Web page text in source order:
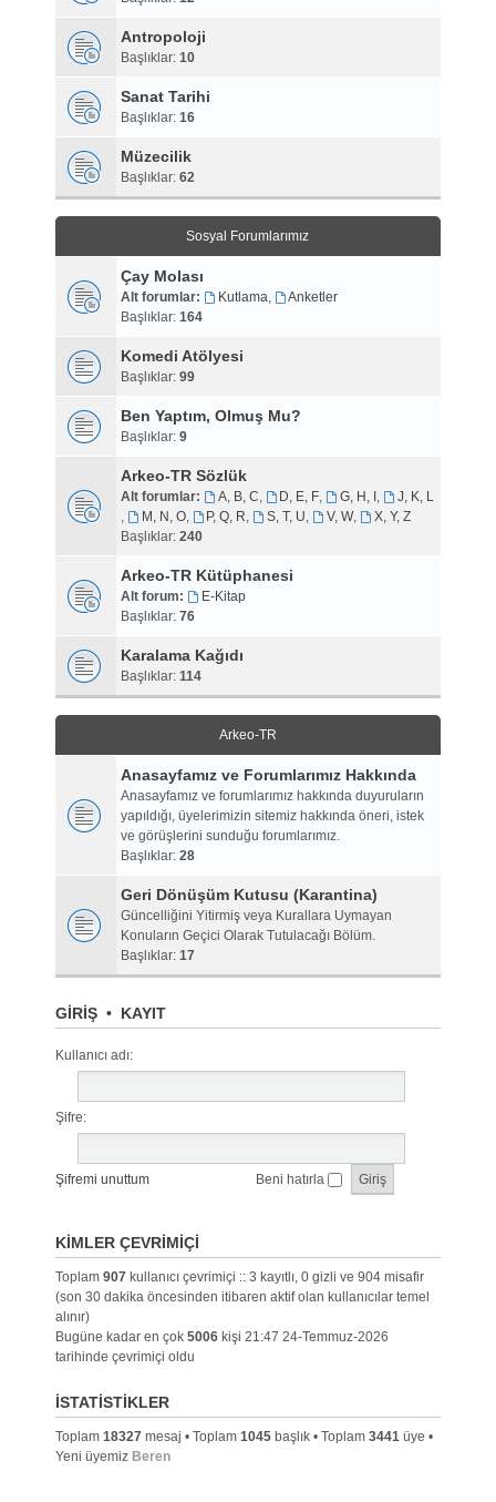
Antropoloji
Başlıklar: 10
Sanat Tarihi
Başlıklar: 16
Müzecilik
Başlıklar: 62
Sosyal Forumlarımız
Çay Molası
Alt forumlar: Kutlama,
Anketler
Başlıklar: 164
Komedi Atölyesi
Başlıklar: 99
Ben Yaptım, Olmuş Mu?
Başlıklar: 9
Arkeo-TR Sözlük
Alt forumlar: A, B, C, D, E, F, G, H, I ,
J, K, L
,
M, N, O, P, Q, R, S, T, U, V, W,
X, Y, Z
Başlıklar: 240
Arkeo-TR Kütüphanesi
Alt forum:
E-Kitap
Başlıklar: 76
Karalama Kağıdı
Başlıklar: 114
Arkeo-TR
Anasayfamız ve Forumlarımız Hakkında
Anasayfamız ve forumlarımız hakkında duyuruların
yapıldığı, üyelerimizin sitemiz hakkında öneri, istek
ve görüşlerini sunduğu forumlarımız.
Başlıklar: 28
Geri Dönüşüm Kutusu (Karantina)
Güncelliğini Yitirmiş veya Kurallara Uymayan
Konuların Geçici Olarak Tutulacağı Bölüm.
Başlıklar: 17
GIRIŞ• KAYIT
Kullanıcı adı:
Şifre:
Şifremi unuttum Beni hatırla
KIMLER ÇEVRIMIÇI
Toplam 907kullanıcı çevrimiçi :: 3 kayıtlı, 0 gizli ve 904 misafir
(son 30 dakika öncesinden itibaren aktif olan kullanıcılar temel
alınır)
Bugüne kadar en çok 5006kişi 21:47 24-Temmuz-2026
tarihinde çevrimiçi oldu
İSTATISTIKLER
Toplam 18327mesaj • Toplam 1045başlık • Toplam 3441üye •
Yeni üyemiz Beren